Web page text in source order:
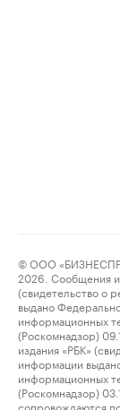
© ООО
2026. Сообщения и
(свидетельство о
выдано
информационных
(Роскомнадзор)
издания «РБК»
информации
информационных
(Роскомнадзор)
сопровождаются